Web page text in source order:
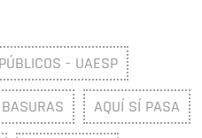
- UAESP
AQUÍ SÍ PASA